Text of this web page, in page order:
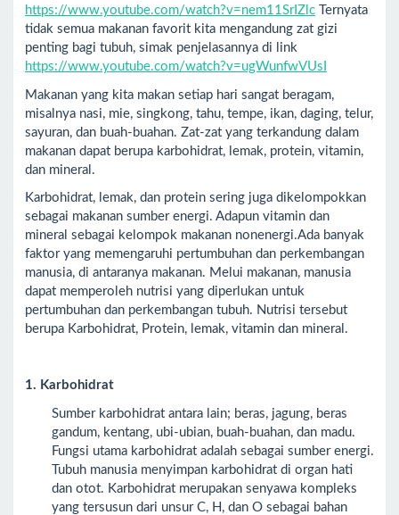
https://www.youtube.com/watch?v=nem11SrIZlc Ternyata
tidak semua makanan favorit kita mengandung zat gizi
penting bagi tubuh, simak penjelasannya di link
https://www.youtube.com/watch?v=ugWunfwVUsI
Makanan yang kita makan setiap hari sangat beragam,
misalnya nasi, mie, singkong, tahu, tempe, ikan, daging, telur,
sayuran, dan buah-buahan. Zat-zat yang terkandung dalam
makanan dapat berupa karbohidrat, lemak, protein, vitamin,
dan mineral.
Karbohidrat, lemak, dan protein sering juga dikelompokkan
sebagai makanan sumber energi. Adapun vitamin dan
mineral sebagai kelompok makanan nonenergi.Ada banyak
faktor yang memengaruhi pertumbuhan dan perkembangan
manusia, di antaranya makanan. Melui makanan, manusia
dapat memperoleh nutrisi yang diperlukan untuk
pertumbuhan dan perkembangan tubuh. Nutrisi tersebut
berupa Karbohidrat, Protein, lemak, vitamin dan mineral.
1. Karbohidrat
Sumber karbohidrat antara lain; beras, jagung, beras
gandum, kentang, ubi-ubian, buah-buahan, dan madu.
Fungsi utama karbohidrat adalah sebagai sumber energi.
Tubuh manusia menyimpan karbohidrat di organ hati
dan otot. Karbohidrat merupakan senyawa kompleks
yang tersusun dari unsur C, H, dan O sebagai bahan